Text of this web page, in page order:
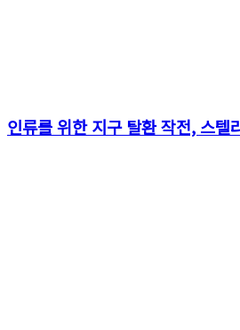
인류를 위한 지구 탈환 작전, 스텔